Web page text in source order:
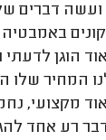
ועשה דברים
המחיר שלו
מקצועי,
דבר רע אחד